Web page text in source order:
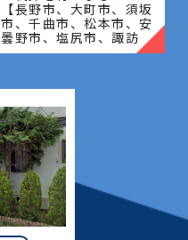
【長野市、大町市、須坂
市、千曲市、松本市、安
曇野市、塩尻市、諏訪
市、岡谷市、茅野市、上
訪町、長和町、立科町、
御代田�